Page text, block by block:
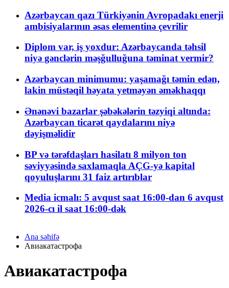
Azərbaycan qazı Türkiyənin Avropadakı enerji
ambisiyalarının əsas elementinə çevrilir
Diplom var, iş yoxdur: Azərbaycanda təhsil
niyə gənclərin məşğulluğuna təminat vermir?
Azərbaycan minimumu: yaşamağı təmin edən,
lakin müstəqil həyata yetməyən əməkhaqqı
Ənənəvi bazarlar şəbəkələrin təzyiqi altında:
Azərbaycan ticarət qaydalarını niyə
dəyişməlidir
BP və tərəfdaşları hasilatı 8 milyon ton
səviyyəsində saxlamaqla AÇG-yə kapital
qoyuluşlarını 31 faiz artırıblar
Media icmalı: 5 avqust saat 16:00-dan 6 avqust
2026-cı il saat 16:00-dək
Ana səhifə
Авиакатастрофа
Авиакатастрофа